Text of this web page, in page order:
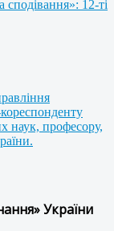
сподівання»: 12-ті
наук, професору,
України